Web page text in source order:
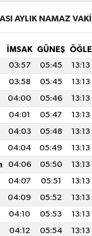
AYLIK NAMAZ
İMSAK GÜNEŞ ÖĞLE
03:57 05:45 13:13
03:58 05:45 13:13
04:00 05:46 13:13
04:01 05:47 13:13
04:03 05:48 13:13
04:04 05:49 13:13
04:06 05:50 13:13
04:07 05:51 13:13
04:09 05:52 13:13
04:10 05:53 13:13
04:12 05:54 13:13